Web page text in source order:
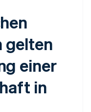
gelten
einer
in